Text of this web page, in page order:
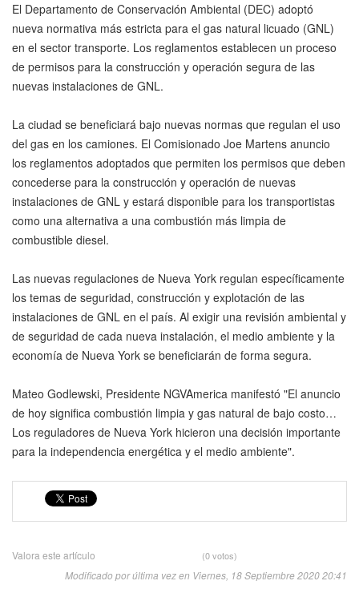
El Departamento de Conservación Ambiental (DEC) adoptó
nueva normativa más estricta para el gas natural licuado (GNL)
en el sector transporte. Los reglamentos establecen un proceso
de permisos para la construcción y operación segura de las
nuevas instalaciones de GNL.
La ciudad se beneficiará bajo nuevas normas que regulan el uso
del gas en los camiones. El Comisionado Joe Martens anuncio
los reglamentos adoptados que permiten los permisos que deben
concederse para la construcción y operación de nuevas
instalaciones de GNL y estará disponible para los transportistas
como una alternativa a una combustión más limpia de
combustible diesel.
Las nuevas regulaciones de Nueva York regulan específicamente
los temas de seguridad, construcción y explotación de las
instalaciones de GNL en el país. Al exigir una revisión ambiental y
de seguridad de cada nueva instalación, el medio ambiente y la
economía de Nueva York se beneficiarán de forma segura.
Mateo Godlewski, Presidente NGVAmerica manifestó "El anuncio
de hoy significa combustión limpia y gas natural de bajo costo…
Los reguladores de Nueva York hicieron una decisión importante
para la independencia energética y el medio ambiente".
Valora este artículo (0 votos)
Modificado por última vez en Viernes, 18 Septiembre 2020 20:41